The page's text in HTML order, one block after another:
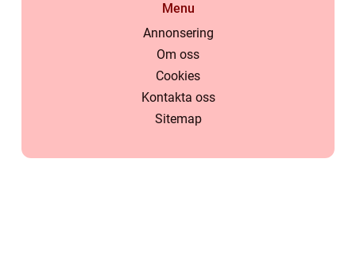
Menu
Annonsering
Om oss
Cookies
Kontakta oss
Sitemap